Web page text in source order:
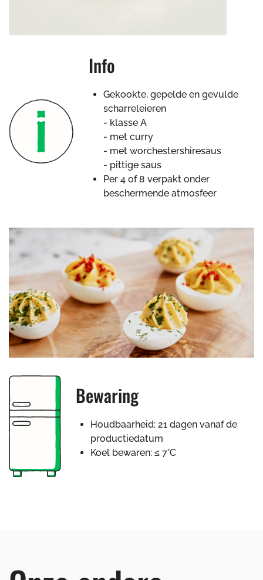
Info
Gekookte, gepelde en gevulde
scharreleieren
- klasse A
- met curry
- met worchestershiresaus
- pittige saus
Per 4 of 8 verpakt onder
beschermende atmosfeer
Bewaring
Houdbaarheid: 21 dagen vanaf de
productiedatum
Koel bewaren: ≤ 7°C